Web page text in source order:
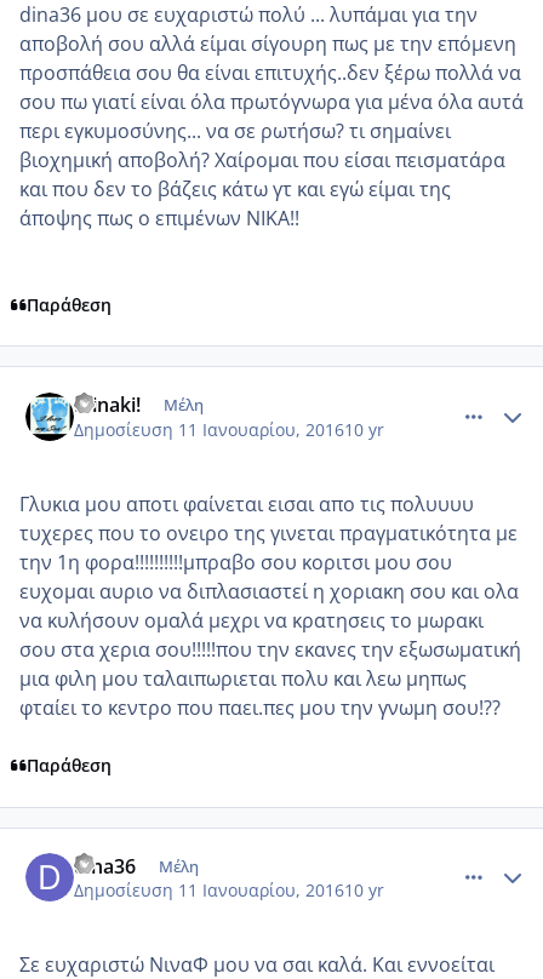
dina36 μου σε ευχαριστώ πολύ ... λυπάμαι για την
αποβολή σου αλλά είμαι σίγουρη πως με την επόμενη
προσπάθεια σου θα είναι επιτυχής..δεν ξέρω πολλά να
σου πω γιατί είναι όλα πρωτόγνωρα για μένα όλα αυτά
περι εγκυμοσύνης... να σε ρωτήσω? τι σημαίνει
βιοχημική αποβολή? Χαίρομαι που είσαι πεισματάρα
και που δεν το βάζεις κάτω γτ και εγώ είμαι της
άποψης πως ο επιμένων ΝΙΚΑ!!
Παράθεση
Minaki! Μέλη
Δημοσίευση 11 Ιανουαρίου, 201610 yr
Γλυκια μου αποτι φαίνεται εισαι απο τις πολυυυυ
τυχερες που το ονειρο της γινεται πραγματικότητα με
την 1η φορα!!!!!!!!!!μπραβο σου κοριτσι μου σου
ευχομαι αυριο να διπλασιαστεί η χοριακη σου και ολα
να κυλήσουν ομαλά μεχρι να κρατησεις το μωρακι
σου στα χερια σου!!!!!που την εκανες την εξωσωματική
μια φιλη μου ταλαιπωριεται πολυ και λεω μηπως
φταίει το κεντρο που παει.πες μου την γνωμη σου!??
Παράθεση
dina36 Μέλη
Δημοσίευση 11 Ιανουαρίου, 201610 yr
Σε ευχαριστώ ΝιναΦ μου να σαι καλά. Και εννοείται